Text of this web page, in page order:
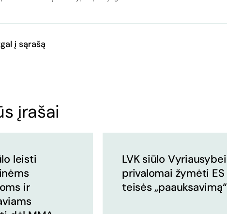
į sąrašą
įrašai
leisti
ir
LVK siūlo Vyriausybei
privalomai žymėti ES
teisės „paauksavimą“